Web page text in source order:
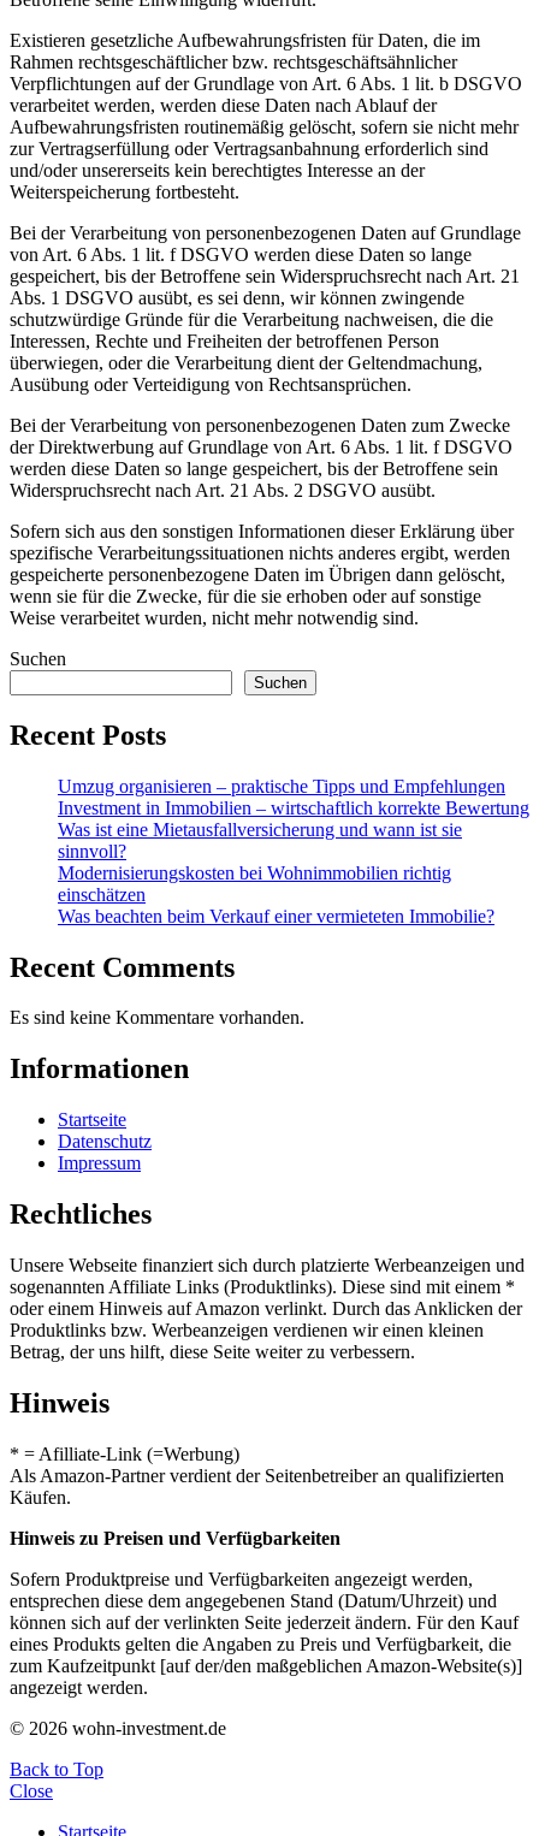
Existieren gesetzliche Aufbewahrungsfristen für Daten, die im
Rahmen rechtsgeschäftlicher bzw. rechtsgeschäftsähnlicher
Verpflichtungen auf der Grundlage von Art. 6 Abs. 1 lit. b DSGVO
verarbeitet werden, werden diese Daten nach Ablauf der
Aufbewahrungsfristen routinemäßig gelöscht, sofern sie nicht mehr
zur Vertragserfüllung oder Vertragsanbahnung erforderlich sind
und/oder unsererseits kein berechtigtes Interesse an der
Weiterspeicherung fortbesteht.
Bei der Verarbeitung von personenbezogenen Daten auf Grundlage
von Art. 6 Abs. 1 lit. f DSGVO werden diese Daten so lange
gespeichert, bis der Betroffene sein Widerspruchsrecht nach Art. 21
Abs. 1 DSGVO ausübt, es sei denn, wir können zwingende
schutzwürdige Gründe für die Verarbeitung nachweisen, die die
Interessen, Rechte und Freiheiten der betroffenen Person
überwiegen, oder die Verarbeitung dient der Geltendmachung,
Ausübung oder Verteidigung von Rechtsansprüchen.
Bei der Verarbeitung von personenbezogenen Daten zum Zwecke
der Direktwerbung auf Grundlage von Art. 6 Abs. 1 lit. f DSGVO
werden diese Daten so lange gespeichert, bis der Betroffene sein
Widerspruchsrecht nach Art. 21 Abs. 2 DSGVO ausübt.
Sofern sich aus den sonstigen Informationen dieser Erklärung über
spezifische Verarbeitungssituationen nichts anderes ergibt, werden
gespeicherte personenbezogene Daten im Übrigen dann gelöscht,
wenn sie für die Zwecke, für die sie erhoben oder auf sonstige
Weise verarbeitet wurden, nicht mehr notwendig sind.
Suchen
Suchen
Recent Posts
Umzug organisieren – praktische Tipps und Empfehlungen
Investment in Immobilien – wirtschaftlich korrekte Bewertung
Was ist eine Mietausfallversicherung und wann ist sie
sinnvoll?
Modernisierungskosten bei Wohnimmobilien richtig
einschätzen
Was beachten beim Verkauf einer vermieteten Immobilie?
Recent Comments
Es sind keine Kommentare vorhanden.
Informationen
Startseite
Datenschutz
Impressum
Rechtliches
Unsere Webseite finanziert sich durch platzierte Werbeanzeigen und
sogenannten Affiliate Links (Produktlinks). Diese sind mit einem *
oder einem Hinweis auf Amazon verlinkt. Durch das Anklicken der
Produktlinks bzw. Werbeanzeigen verdienen wir einen kleinen
Betrag, der uns hilft, diese Seite weiter zu verbessern.
Hinweis
* = Afilliate-Link (=Werbung)
Als Amazon-Partner verdient der Seitenbetreiber an qualifizierten
Käufen.
Hinweis zu Preisen und Verfügbarkeiten
Sofern Produktpreise und Verfügbarkeiten angezeigt werden,
entsprechen diese dem angegebenen Stand (Datum/Uhrzeit) und
können sich auf der verlinkten Seite jederzeit ändern. Für den Kauf
eines Produkts gelten die Angaben zu Preis und Verfügbarkeit, die
zum Kaufzeitpunkt [auf der/den maßgeblichen Amazon-Website(s)]
angezeigt werden.
© 2026 wohn-investment.de
Back to Top
Close
Startseite